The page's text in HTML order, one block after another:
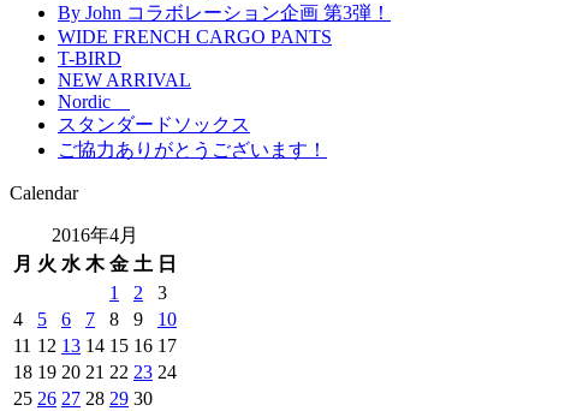
By John コラボレーション企画 第3弾！
WIDE FRENCH CARGO PANTS
T-BIRD
NEW ARRIVAL
Nordic
スタンダードソックス
ご協力ありがとうございます！
Calendar
2016年4月
月 火 水 木 金 土 日
1
2
3
4
5 6 7 8 9
10
11 12 13 14 15 16 17
18 19 20 21 22 23 24
25 26 27 28 29 30